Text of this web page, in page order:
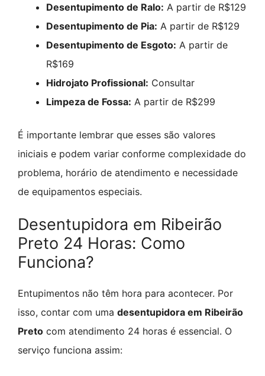
Desentupimento de Ralo: A partir de R$129
Desentupimento de Pia: A partir de R$129
Desentupimento de Esgoto: A partir de
R$169
Hidrojato Profissional: Consultar
Limpeza de Fossa: A partir de R$299
É importante lembrar que esses são valores
iniciais e podem variar conforme complexidade do
problema, horário de atendimento e necessidade
de equipamentos especiais.
Desentupidora em Ribeirão
Preto 24 Horas: Como
Funciona?
Entupimentos não têm hora para acontecer. Por
isso, contar com uma desentupidora em Ribeirão
Preto com atendimento 24 horas é essencial. O
serviço funciona assim: